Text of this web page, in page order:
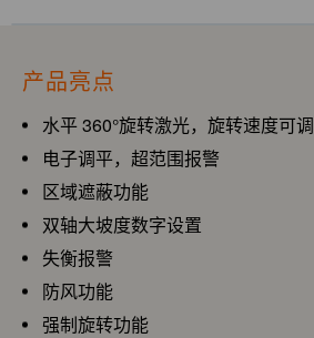
产品亮点
水平 360°旋转激光，旋转速度可调
电子调平，超范围报警
区域遮蔽功能
双轴大坡度数字设置
失衡报警
防风功能
强制旋转功能